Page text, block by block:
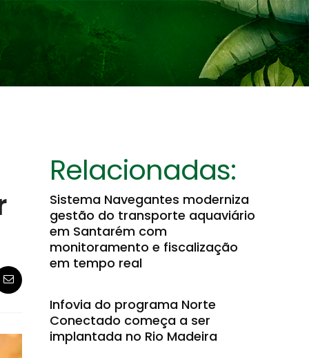
Relacionadas:
Sistema Navegantes moderniza
gestão do transporte aquaviário
em Santarém com
monitoramento e fiscalização
em tempo real
Infovia do programa Norte
Conectado começa a ser
implantada no Rio Madeira